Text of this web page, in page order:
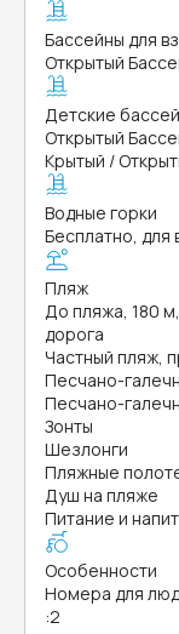
Бассейны для
Открытый
Детские
Открытый
Крытый /
Водные горки
Бесплатно, для
Пляж
До пляжа, 180
дорога
Частный пляж,
Песчано-
Песчано-
Зонты
Шезлонги
Пляжные
Душ на пляже
Питание и
Особенности
Номера для
:2